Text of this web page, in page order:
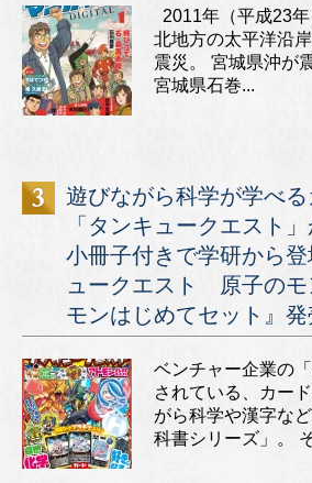
2011年（平成23
北地方の太平洋沿
震災。 宮城県沖が
宮城県石巻...
遊びながら科学が学べ
「タンキュークエスト
小冊子付きで学研から
ュークエスト 原子の
モンはじめてセット』発
ベンチャー企業の
されている、カー
がら科学や漢字な
科書シリーズ」。